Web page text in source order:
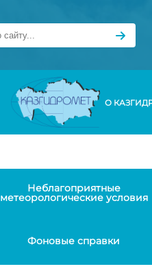
О
Неблагоприятные
метеорологические условия
Фоновые справки